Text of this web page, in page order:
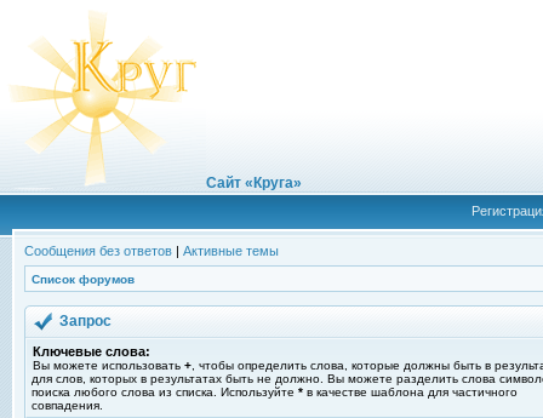
Сайт «Круга»
Сообщения без ответов | Активные темы
Список форумов
Запрос
Ключевые слова:
Вы можете использовать + , чтобы определить слова, которые должны быть в
для слов, которых в результатах быть не должно. Вы можете разделить слова
поиска любого слова из списка. Используйте * в качестве шаблона для частичного
совпадения.